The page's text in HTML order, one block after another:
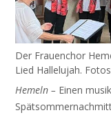
Der Frauenchor
Lied Hallelujah.
Hemeln – Einen